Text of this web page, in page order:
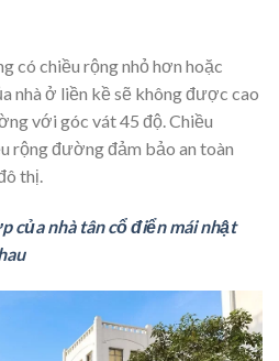
có chiều rộng nhỏ hơn hoặc
nhà ở liền kề sẽ không được cao
với góc vát 45 độ. Chiều
rộng đường đảm bảo an toàn
thị.
của nhà tân cổ điển mái nhật